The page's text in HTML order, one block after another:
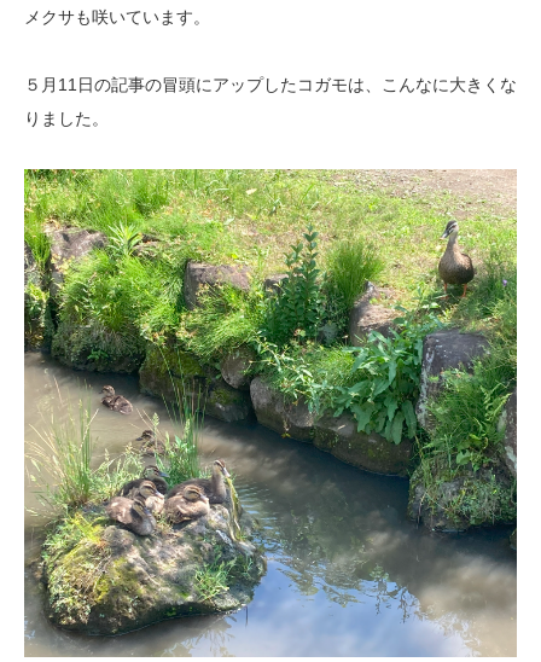
メクサも咲いています。
５月11日の記事の冒頭にアップしたコガモは、こんなに大きくな
りました。